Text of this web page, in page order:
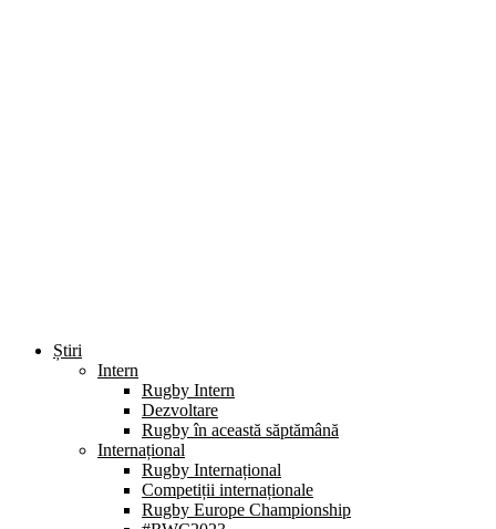
Știri
Intern
Rugby Intern
Dezvoltare
Rugby în această săptămână
Internațional
Rugby Internațional
Competiții internaționale
Rugby Europe Championship